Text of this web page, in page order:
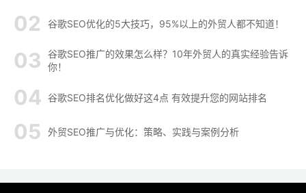
谷歌SEO优化的5大技巧，95%以上的外贸人都不知道！
谷歌SEO推广的效果怎么样？10年外贸人的真实经验告诉
你！
谷歌SEO排名优化做好这4点 有效提升您的网站排名
外贸SEO推广与优化：策略、实践与案例分析